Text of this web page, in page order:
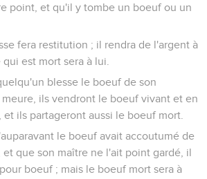
point, et qu'il y tombe un boeuf ou un
fera restitution ; il rendra de l'argent à
est mort sera à lui.
blesse le boeuf de son
ils vendront le boeuf vivant et en
ils partageront aussi le boeuf mort.
le boeuf avait accoutumé de
et que son maître ne l'ait point gardé, il
boeuf ; mais le boeuf mort sera à